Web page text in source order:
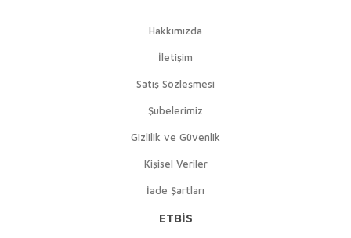
Hakkımızda
İletişim
Satış Sözleşmesi
Şubelerimiz
Gizlilik ve Güvenlik
Kişisel Veriler
İade Şartları
ETBİS